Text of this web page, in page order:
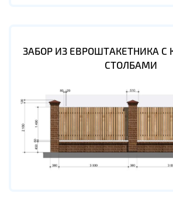
ЗАБОР ИЗ ЕВРОШТАКЕТНИКА
СТОЛБАМИ